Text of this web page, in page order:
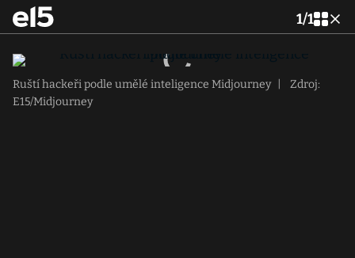
1/1
Ruští hackeři podle umělé inteligence Midjourney
Zdroj:
E15/Midjourney